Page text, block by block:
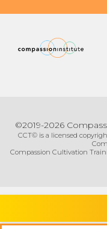
©2019-2026
CCT© is a licensed
Compassion Cultivation